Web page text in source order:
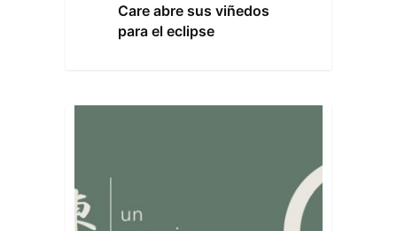
Care abre sus viñedos
para el eclipse